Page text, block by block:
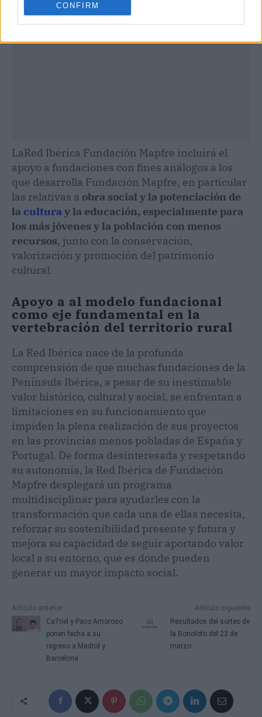
CONFIRM
LaRed Ibérica Fundación Mapfre incluirá el
apoyo a fundaciones con fines análogos a los
que desarrolla Fundación Mapfre, en particular
las relativas a obra social y la potenciación de
la cultura y la educación, especialmente para
los más jóvenes y la población con menos
recursos, junto con la conservación,
valorización y promoción del patrimonio
cultural.
Apoyo a al modelo fundacional
como eje fundamental en la
vertebración del territorio rural
La Red Ibérica nace de la profunda
comprensión de que muchas fundaciones de la
Península Ibérica, a pesar de su inestimable
valor histórico, cultural y social, se enfrentan a
limitaciones en su funcionamiento que
impiden la plena realización de sus proyectos
en las provincias menos pobladas de España y
Portugal. De forma desinteresada y respetando
su autonomía, la Red Ibérica de Fundación
Mapfre desplegará un programa
multidisciplinar para ayudarles con la
transformación que cada una de ellas necesita,
reforzar su sostenibilidad presente y futura y
mejora su capacidad de seguir aportando valor
local a su entorno, que es donde pueden
generar un mayor impacto social.
Artículo anterior
Ca7riel y Paco Amoroso
ponen fecha a su
regreso a Madrid y
Barcelona
Artículo siguiente
Resultados del sorteo de
la Bonoloto del 23 de
marzo